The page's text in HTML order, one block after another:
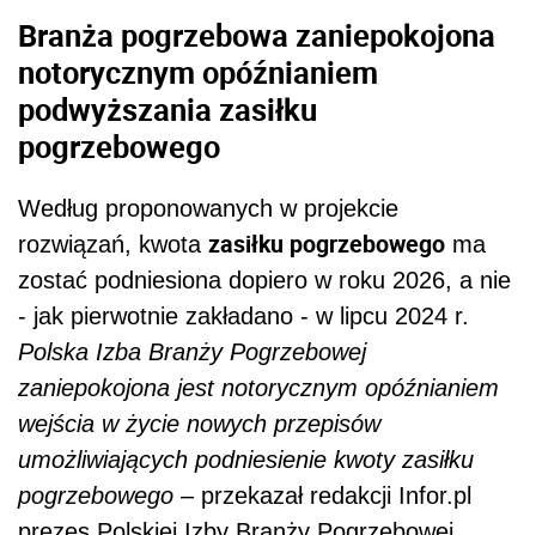
Branża pogrzebowa zaniepokojona
notorycznym opóźnianiem
podwyższania zasiłku
pogrzebowego
Według proponowanych w projekcie
rozwiązań, kwota zasiłku pogrzebowego ma
zostać podniesiona dopiero w roku 2026, a nie
- jak pierwotnie zakładano - w lipcu 2024 r.
Polska Izba Branży Pogrzebowej
zaniepokojona jest notorycznym opóźnianiem
wejścia w życie nowych przepisów
umożliwiających podniesienie kwoty zasiłku
pogrzebowego – przekazał redakcji Infor.pl